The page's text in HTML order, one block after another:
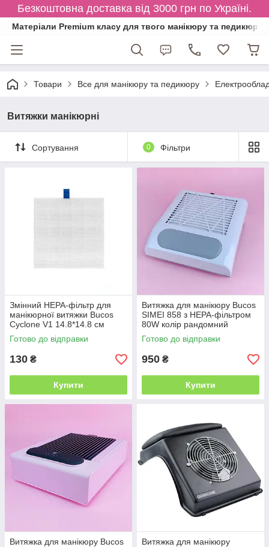
Безкоштовна доставка від 3000 грн по Україні.
Матеріали Premium класу для твого манікюру та педикюру
Товари Все для манікюру та педикюру
Витяжки манікюрні
Сортування 0 Фільтри
Змінний НЕРА-фільтр для
манікюрної витяжки Bucos
Cyclone V1 14.8*14.8 см
Готово до відправки
130 ₴
Купити
Витяжка для манікюру Bucos
SIMEI 858 з НЕРА-фільтром
80W колір рандомний
Готово до відправки
950 ₴
Купити
Витяжка для манікюру Bucos
Витяжка для манікюру